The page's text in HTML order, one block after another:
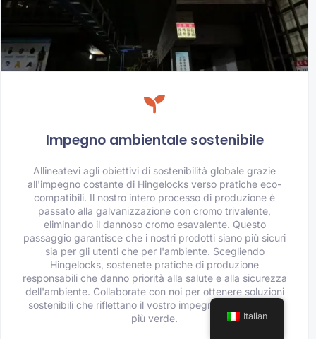
Impegno ambientale sostenibile
Allineatevi agli obiettivi di sostenibilità globale grazie
all'impegno costante di Hingelocks verso pratiche eco-
compatibili. Il nostro intero processo di produzione è
passato alla galvanizzazione con cromo trivalente,
eliminando il dannoso cromo esavalente. Questo
passaggio garantisce che i nostri prodotti siano più sicuri
sia per gli utenti che per l'ambiente. Scegliendo
Hingelocks, sostenete pratiche di produzione
responsabili che danno priorità alla salute e alla sicurezza
dell'ambiente. Collaborate con noi per ottenere soluzioni
sostenibili che riflettano il vostro impegno per un futuro
più verde.
Italian